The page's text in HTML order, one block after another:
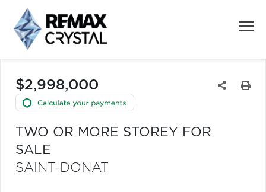
$2,998,000
TWO OR MORE STOREY FOR
SALE
SAINT-DONAT